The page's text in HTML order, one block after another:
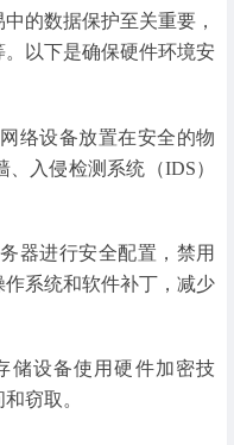
的数据保护至关重要，
以下是确保硬件环境安
络设备放置在安全的物
入侵检测系统（IDS）
器进行安全配置，禁用
系统和软件补丁，减少
储设备使用硬件加密技
窃取。